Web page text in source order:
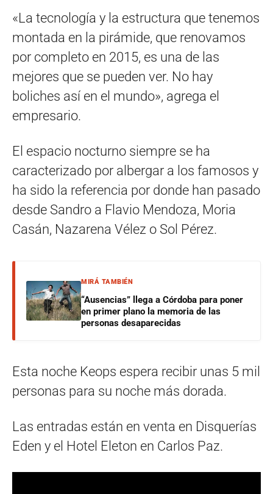
«La tecnología y la estructura que tenemos
montada en la pirámide, que renovamos
por completo en 2015, es una de las
mejores que se pueden ver. No hay
boliches así en el mundo», agrega el
empresario.
El espacio nocturno siempre se ha
caracterizado por albergar a los famosos y
ha sido la referencia por donde han pasado
desde Sandro a Flavio Mendoza, Moria
Casán, Nazarena Vélez o Sol Pérez.
MIRÁ TAMBIÉN
“Ausencias” llega a Córdoba para poner
en primer plano la memoria de las
personas desaparecidas
Esta noche Keops espera recibir unas 5 mil
personas para su noche más dorada.
Las entradas están en venta en Disquerías
Eden y el Hotel Eleton en Carlos Paz.